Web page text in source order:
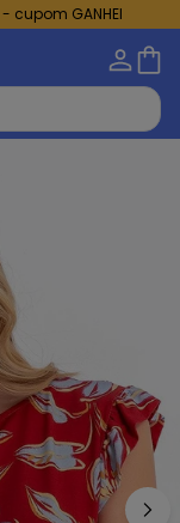
cupom GANHEI